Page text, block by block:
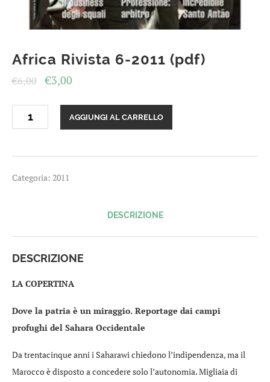
Africa Rivista 6-2011 (pdf)
€6,00 Il
originale
era:
€3,00
attuale
è:
Rivista
(pdf)
AGGIUNGI AL CARRELLO
Categoria: 2011
DESCRIZIONE
DESCRIZIONE
LA COPERTINA
Dove la patria è un miraggio. Reportage dai campi
profughi del Sahara Occidentale
Da trentacinque anni i Saharawi chiedono l’indipendenza, ma il
Marocco è disposto a concedere solo l’autonomia. Migliaia di